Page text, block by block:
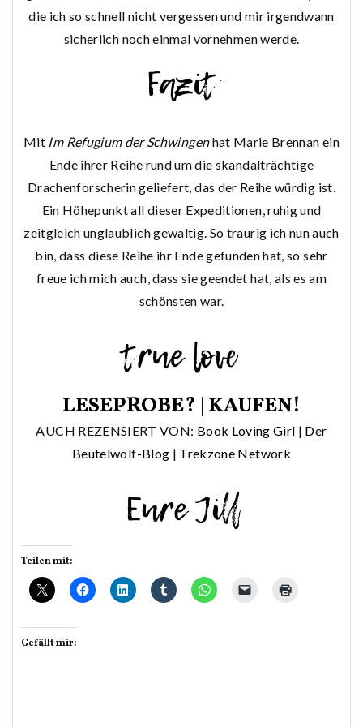
die ich so schnell nicht vergessen und mir irgendwann
sicherlich noch einmal vornehmen werde.
Mit Im Refugium der Schwingenhat Marie Brennan ein
Ende ihrer Reihe rund um die skandalträchtige
Drachenforscherin geliefert, das der Reihe würdig ist.
Ein Höhepunkt all dieser Expeditionen, ruhig und
zeitgleich unglaublich gewaltig. So traurig ich nun auch
bin, dass diese Reihe ihr Ende gefunden hat, so sehr
freue ich mich auch, dass sie geendet hat, als es am
schönsten war.
LESEPROBE? |KAUFEN!
AUCH REZENSIERT VON: Book Loving Girl | Der
Beutelwolf-Blog | Trekzone Network
Teilen mit:
Gefällt mir: